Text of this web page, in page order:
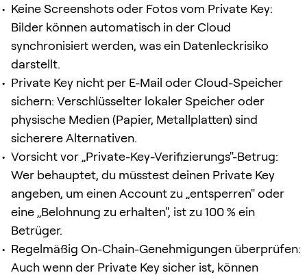
Keine Screenshots oder Fotos vom Private Key:
Bilder können automatisch in der Cloud
synchronisiert werden, was ein Datenleckrisiko
darstellt.
Private Key nicht per E-Mail oder Cloud-Speicher
sichern: Verschlüsselter lokaler Speicher oder
physische Medien (Papier, Metallplatten) sind
sicherere Alternativen.
Vorsicht vor „Private-Key-Verifizierungs"-Betrug:
Wer behauptet, du müsstest deinen Private Key
angeben, um einen Account zu „entsperren" oder
eine „Belohnung zu erhalten", ist zu 100 % ein
Betrüger.
Regelmäßig On-Chain-Genehmigungen überprüfen:
Auch wenn der Private Key sicher ist, können